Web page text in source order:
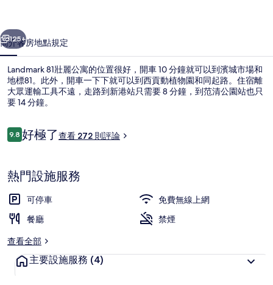
相
片
集
個 下一個
125+
簡介客房地點規定
Landmark 81壯麗公寓的位置很好，開車 10 分鐘就可以到濱城市場和
地標81。此外，開車一下下就可以到西貢動植物園和同起路。住宿離
大眾運輸工具不遠，走路到新港站只需要 8 分鐘，到范清公園站也只
要 14 分鐘。
評
論
9.89.8 分，滿分 10 分，
好極了查看 272 則評論
熱門設施服務
可停車
免費無線上網
餐廳
禁煙
查看全部
主要設施服務 (4)